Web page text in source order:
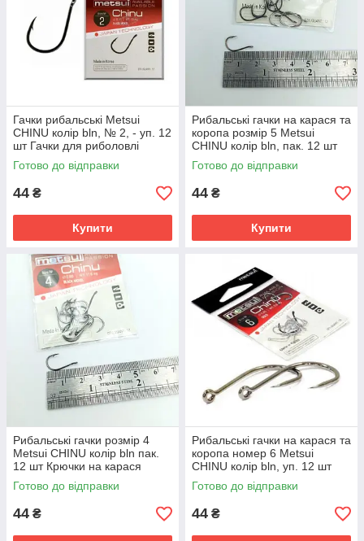
Гачки рибальські Metsui
CHINU колір bln, № 2, - уп. 12
шт Гачки для риболовлі
Готово до відправки
44 ₴
Купити
Рибальські гачки на карася та
коропа розмір 5 Metsui
CHINU колір bln, пак. 12 шт
Готово до відправки
44 ₴
Купити
Рибальські гачки розмір 4
Metsui CHINU колір bln пак.
12 шт Крючки на карася
Готово до відправки
44 ₴
Рибальські гачки на карася та
коропа номер 6 Metsui
CHINU колір bln, уп. 12 шт
(Крючки Південна корея)
Готово до відправки
44 ₴